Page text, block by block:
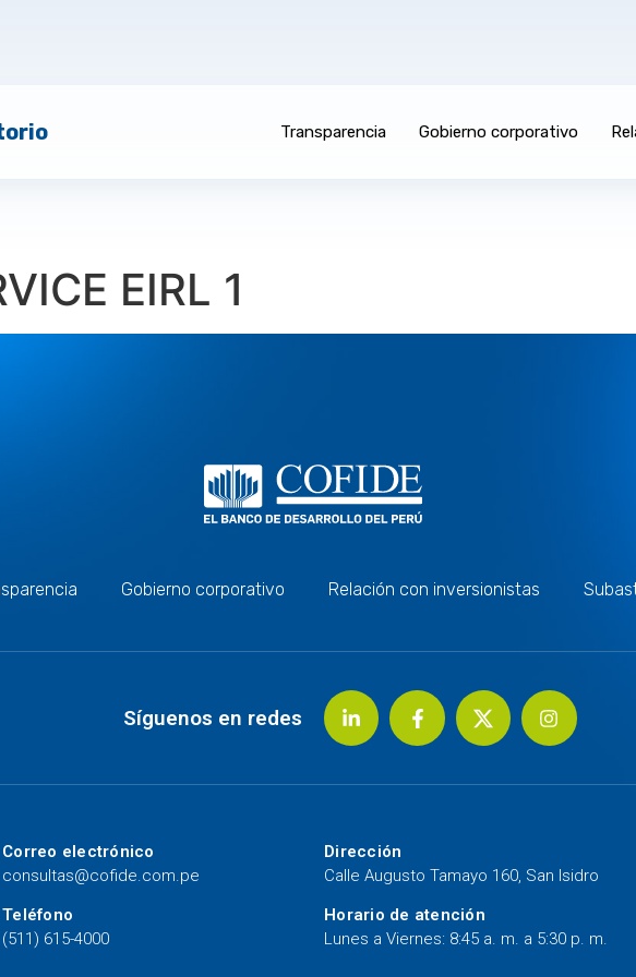
Transparencia Gobierno corporativo
EIRL 1
Gobierno corporativo Relación con inversionistas
Síguenos en redes
Correo electrónico
consultas@cofide.com.pe
Teléfono
(511) 615-4000
Dirección
Calle Augusto Tamayo 160, San Isidro
Horario de atención
Lunes a Viernes: 8:45 a. m. a 5:30 p. m.